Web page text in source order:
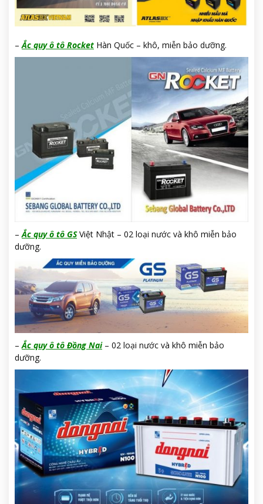
–Ắc quy ô tô Rocket Hàn Quốc – khô, miễn bảo dưỡng.
–Ắc quy ô tô GSViệt Nhật – 02 loại nước và khô miễn bảo
dưỡng.
–Ắc quy ô tô Đồng Nai– 02 loại nước và khô miễn bảo
dưỡng.